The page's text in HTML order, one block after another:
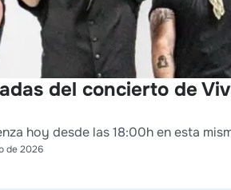
del concierto de
hoy desde las 18:00h en esta
de 2026